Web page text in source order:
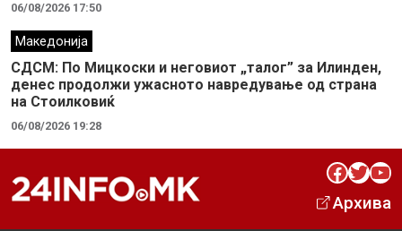
06/08/2026 17:50
Македонија
СДСМ: По Мицкоски и неговиот „талог” за Илинден,
денес продолжи ужасното навредување од страна
на Стоилковиќ
06/08/2026 19:28
Facebook Twitter YouTube
Архива